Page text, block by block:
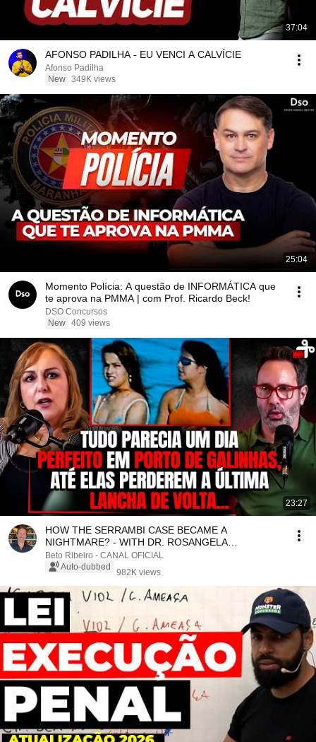
37:04
AFONSO PADILHA - EU VENCI A CALVÍCIE
Afonso Padilha
New 349K views
25:04
Momento Polícia: A questão de INFORMÁTICA que
te aprova na PMMA | com Prof. Ricardo Beck!
DSO Concursos
New 409 views
23:27
HOW THE SERRAMBI CASE BECAME A
NIGHTMARE? - WITH DR. ROSANGELA
MONTEIRO
Beto Ribeiro - CANAL OFICIAL
Auto-dubbed
982K views